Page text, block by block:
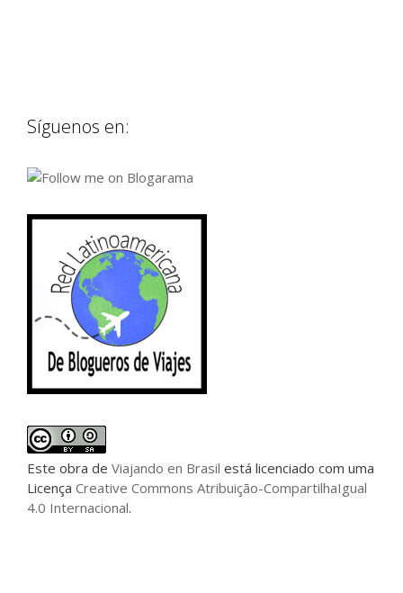
Síguenos en:
Este obra de Viajando en Brasil está licenciado com uma
Licença Creative Commons Atribuição-CompartilhaIgual
4.0 Internacional.